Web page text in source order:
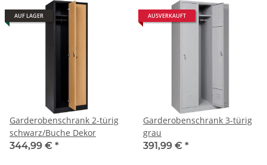
AUF LAGER
Garderobenschrank 2-türig
schwarz/Buche Dekor
344,99 € *
AUSVERKAUFT
Garderobenschrank 3-türig
grau
391,99 € *